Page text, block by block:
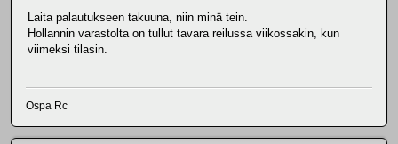
Laita palautukseen takuuna, niin minä tein.
Hollannin varastolta on tullut tavara reilussa viikossakin, kun
viimeksi tilasin.
Ospa Rc